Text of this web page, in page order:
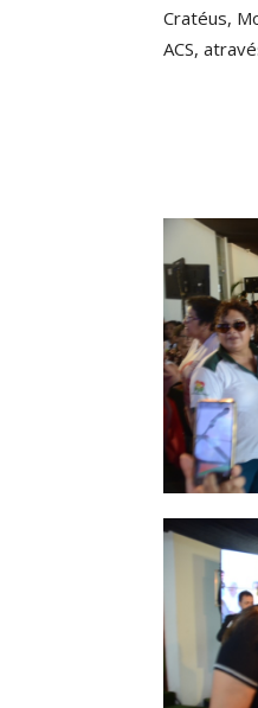
Cratéus,
ACS,